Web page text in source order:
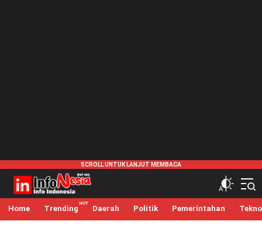
infonesia.me
Info Indonesia
Home Trending Daerah Politik Pemerintahan Tekno